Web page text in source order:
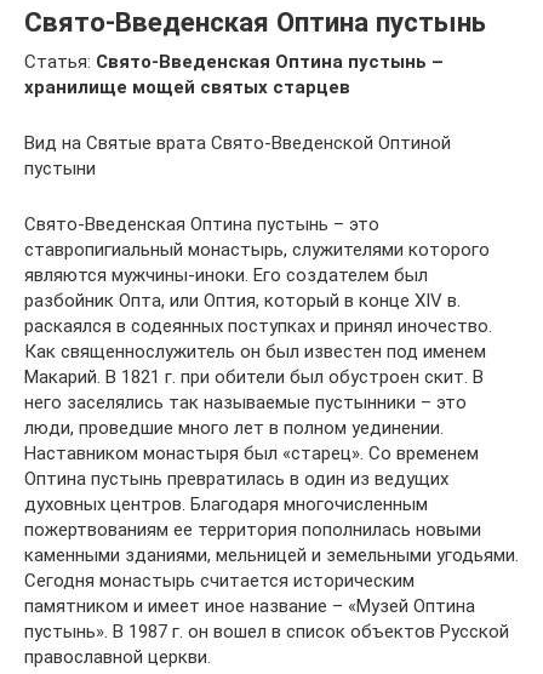
Свято-Введенская Оптина пустынь
Статья: Свято-Введенская Оптина пустынь –
хранилище мощей святых старцев
Вид на Святые врата Свято-Введенской Оптиной
пустыни
Свято-Введенская Оптина пустынь – это
ставропигиальный монастырь, служителями которого
являются мужчины-иноки. Его создателем был
разбойник Опта, или Оптия, который в конце XIV в.
раскаялся в содеянных поступках и принял иночество.
Как священнослужитель он был известен под именем
Макарий. В 1821 г. при обители был обустроен скит. В
него заселялись так называемые пустынники – это
люди, проведшие много лет в полном уединении.
Наставником монастыря был «старец». Со временем
Оптина пустынь превратилась в один из ведущих
духовных центров. Благодаря многочисленным
пожертвованиям ее территория пополнилась новыми
каменными зданиями, мельницей и земельными угодьями.
Сегодня монастырь считается историческим
памятником и имеет иное название – «Музей Оптина
пустынь». В 1987 г. он вошел в список объектов Русской
православной церкви.